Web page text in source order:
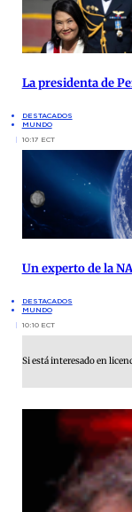
La presidenta de
DESTACADOS
MUNDO
10:17 ECT
Un experto de la
DESTACADOS
MUNDO
10:10 ECT
Si está interesado en